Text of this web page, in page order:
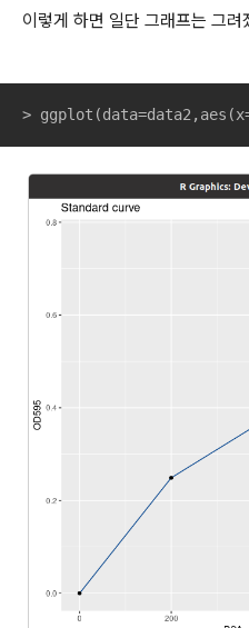
이렇게 하면 일단 그래프는 그
>